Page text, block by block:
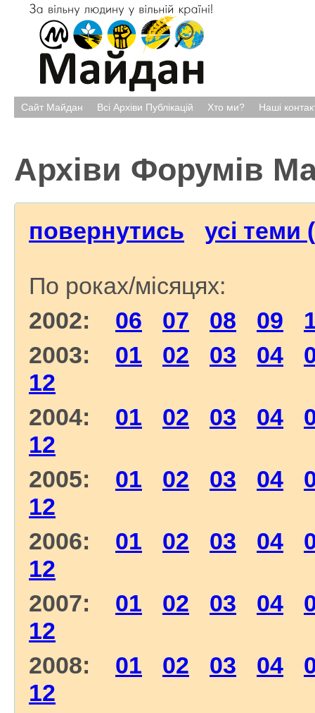
Сайт Майдан Всі Архіви Публікацій Хто ми? Наші
Архіви Форумів
повернутись усі теми
По роках/місяцях:
2002: 06 07 08 09
2003: 01 02 03 04
12
2004: 01 02 03 04
12
2005: 01 02 03 04
12
2006: 01 02 03 04
12
2007: 01 02 03 04
12
2008: 01 02 03 04
12